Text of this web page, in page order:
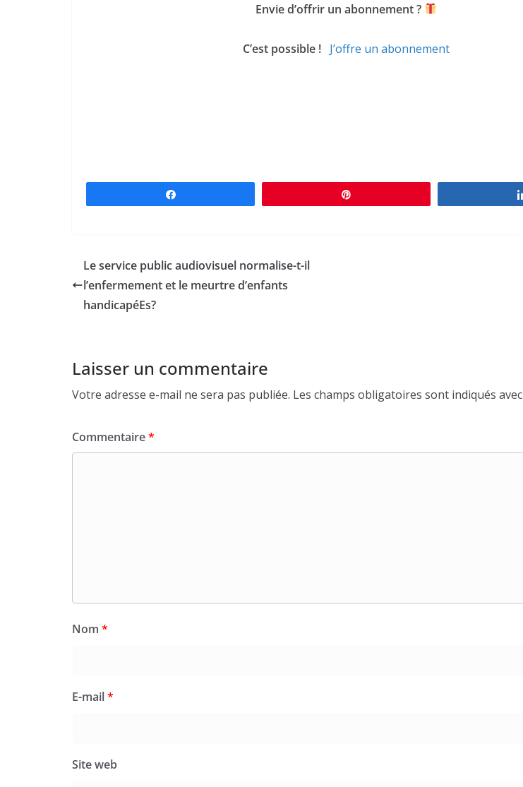
Envie d’offrir un abonnement ?
C’est possible ! J’offre un abonnement
Le service public audiovisuel normalise-t-il
l’enfermement et le meurtre d’enfants
handicapéEs?
Laisser un commentaire
Votre adresse e-mail ne sera pas publiée. Les champs obligatoires sont indiqués avec
Commentaire*
Nom *
E-mail*
Site web